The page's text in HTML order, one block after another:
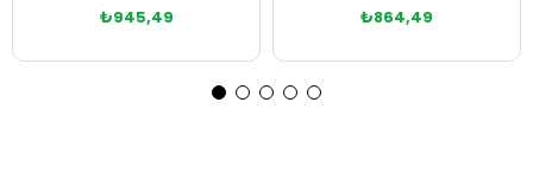
₺945,49 ₺864,49